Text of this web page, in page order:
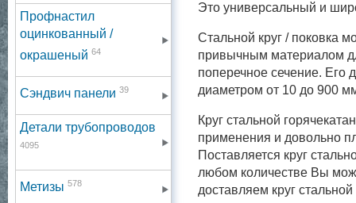
Профнастил
оцинкованный /
окрашеный 64
Сэндвич панели 39
Детали трубопроводов
4095
Метизы 578
Это универсальный и
Стальной круг / поковка
привычным материалом
поперечное сечение. Его
диаметром от 10 до 900
Круг стальной
применения и довольно
Поставляется круг
любом количестве Вы
доставляем круг